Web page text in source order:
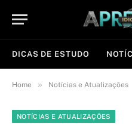
DICAS DE ESTUDO
Home » Notícias e Atualizações
NOTÍCIAS E ATUALIZAÇÕES